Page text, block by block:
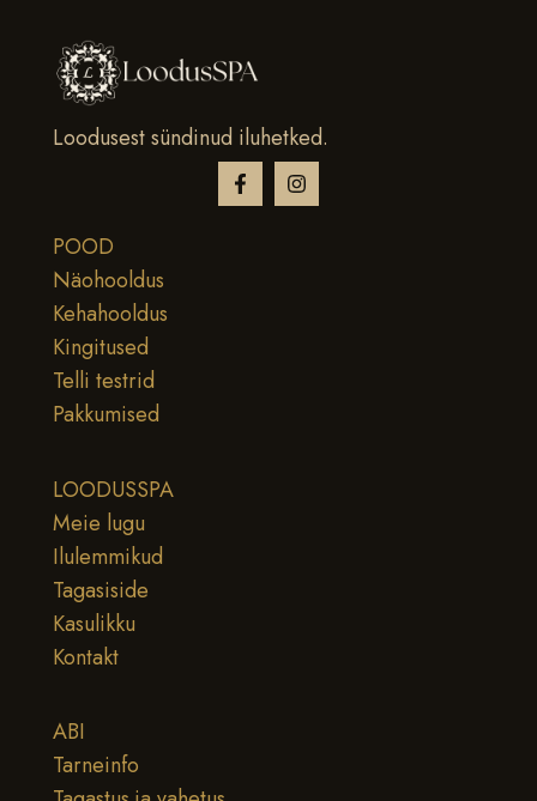
Loodusest sündinud iluhetked.
POOD
Näohooldus
Kehahooldus
Kingitused
Telli testrid
Pakkumised
LOODUSSPA
Meie lugu
Ilulemmikud
Tagasiside
Kasulikku
Kontakt
ABI
Tarneinfo